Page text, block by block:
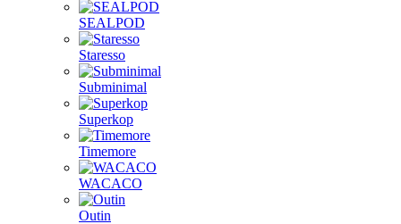
SEALPOD
Staresso
Subminimal
Superkop
Timemore
WACACO
Outin